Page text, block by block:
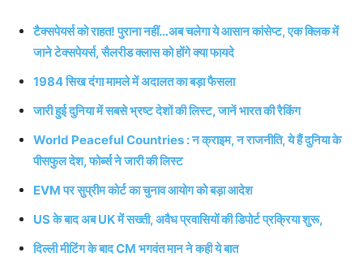
टैक्सपेयर्स को राहत! पुराना नहीं…अब चलेगा ये आसान कांसेप्ट, एक क्लिक में
जाने टेक्सपेयर्स, सैलरीड क्लास को होंगे क्या फायदे
1984 सिख दंगा मामले में अदालत का बड़ा फैसला
जारी हुई दुनिया में सबसे भ्रष्ट देशों की लिस्ट, जानें भारत की रैकिंग
World Peaceful Countries : न क्राइम, न राजनीति, ये हैं दुनिया के
पीसफुल देश, फोर्ब्स ने जारी की लिस्ट
EVM पर सुप्रीम कोर्ट का चुनाव आयोग को बड़ा आदेश
US के बाद अब UK में सख्ती, अवैध प्रवासियों की डिपोर्ट प्रक्रिया शुरू,
दिल्ली मीटिंग के बाद CM भगवंत मान ने कही ये बात